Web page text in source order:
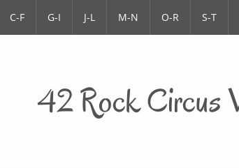
C-F G-I J-L M-N O-R S-T
42 Rock Circus